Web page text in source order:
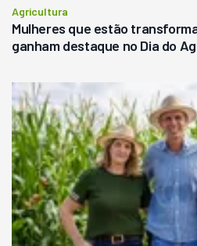
Agricultura
Mulheres que estão
ganham destaque no Dia do